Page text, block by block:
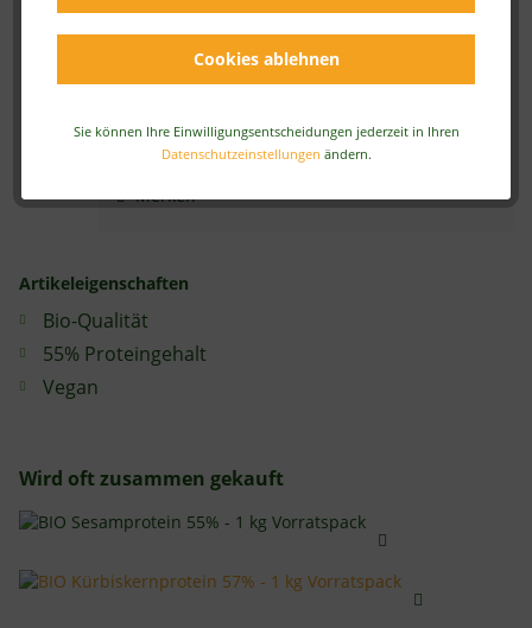
Cookies ablehnen
Sie können Ihre Einwilligungsentscheidungen jederzeit in Ihren
Datenschutzeinstellungen ändern.
inkl. MwSt.zzgl. Versandkosten
Sofort versandfertig, Lieferzeit ca. 2-4 Werktage
Artikel-Nr.: A-4204-BIO
Merken
Artikeleigenschaften
Bio-Qualität
55% Proteingehalt
Vegan
Wird oft zusammen gekauft